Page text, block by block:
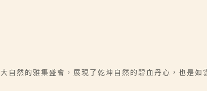
自然的雅集盛會，展現了乾坤自然的碧血丹心，也是